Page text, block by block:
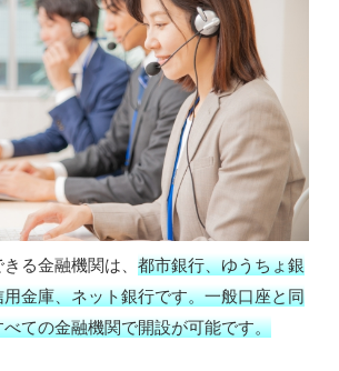
る金融機関は、都市銀行、ゆうちょ銀
金庫、ネット銀行です。一般口座と同
ての金融機関で開設が可能です。